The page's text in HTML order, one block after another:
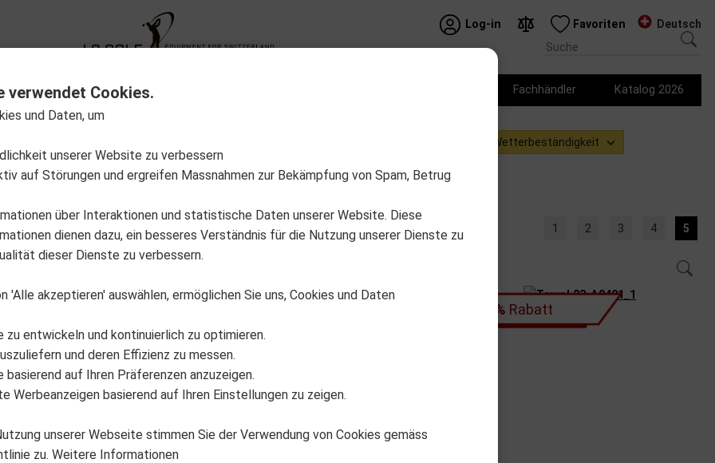
Log-in Favoriten Deutsch
Fitting Neuheiten Fachhändler Katalog 2026
Wetterbeständigkeit
Varianten anzeigen
1 2 3 4 5
- 25% Rabatt
verwendet Cookies.
und Daten, um
unserer Website zu verbessern
auf Störungen und ergreifen Massnahmen zur Bekämpfung von Spam, Betrug
über Interaktionen und statistische Daten unserer Website. Diese
dienen dazu, ein besseres Verständnis für die Nutzung unserer Dienste zu
dieser Dienste zu verbessern.
'Alle akzeptieren' auswählen, ermöglichen Sie uns, Cookies und Daten
zu entwickeln und kontinuierlich zu optimieren.
und deren Effizienz zu messen.
basierend auf Ihren Präferenzen anzuzeigen.
Werbeanzeigen basierend auf Ihren Einstellungen zu zeigen.
unserer Webseite stimmen Sie der Verwendung von Cookies gemäss
zu. Weitere Informationen